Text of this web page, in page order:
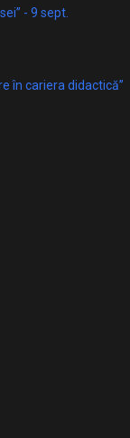
- 9 sept.
în cariera didactică”